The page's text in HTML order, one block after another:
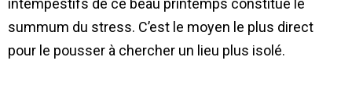
intempestifs de ce beau printemps constitue le
summum du stress. C’est le moyen le plus direct
pour le pousser à chercher un lieu plus isolé.